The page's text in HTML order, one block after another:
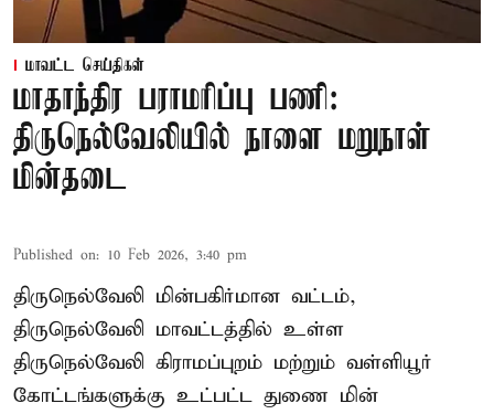
மாவட்ட செய்திகள்
மாதாந்திர பராமரிப்பு பணி:
திருநெல்வேலியில் நாளை மறுநாள்
மின்தடை
Published on: 10 Feb 2026, 3:40 pm
திருநெல்வேலி மின்பகிர்மான வட்டம்,
திருநெல்வேலி மாவட்டத்தில் உள்ள
திருநெல்வேலி கிராமப்புறம் மற்றும் வள்ளியூர்
கோட்டங்களுக்கு உட்பட்ட துணை மின்